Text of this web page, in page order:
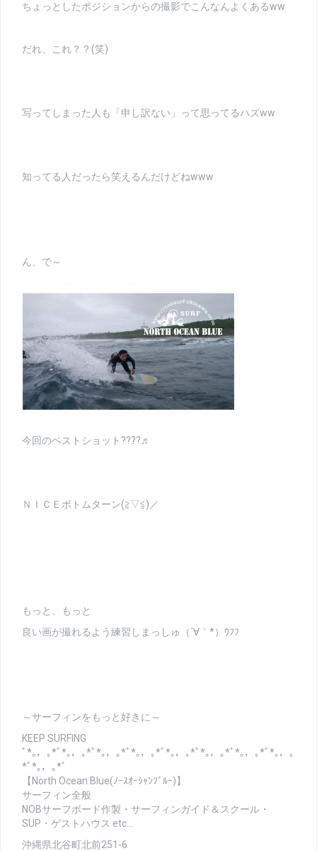
ちょっとしたポジションからの撮影でこんなんよくあるww
だれ、これ？？(笑)
写ってしまった人も「申し訳ない」って思ってるハズww
知ってる人だったら笑えるんだけどねwww
ん、で～
今回のベストショット????♬
ＮＩＣＥボトムターン(≧▽≦)／
もっと、もっと
良い画が撮れるよう練習しまっしゅ（´∀｀*）ｳﾌﾌ
～サーフィンをもっと好きに～
KEEP SURFING
ﾟ*｡，｡*ﾟ*｡，｡*ﾟ*｡，｡*ﾟ*｡，｡*ﾟ*｡，｡*ﾟ*｡，｡*ﾟ*｡，｡*ﾟ*｡，｡
*ﾟ*｡，｡*ﾟ
【North Ocean Blue(ﾉｰｽｵｰｼｬﾝﾌﾞﾙｰ)】
サーフィン全般
NOBサーフボード作製・サーフィンガイド＆スクール・
SUP・ゲストハウス etc…
沖縄県北谷町北前251-6